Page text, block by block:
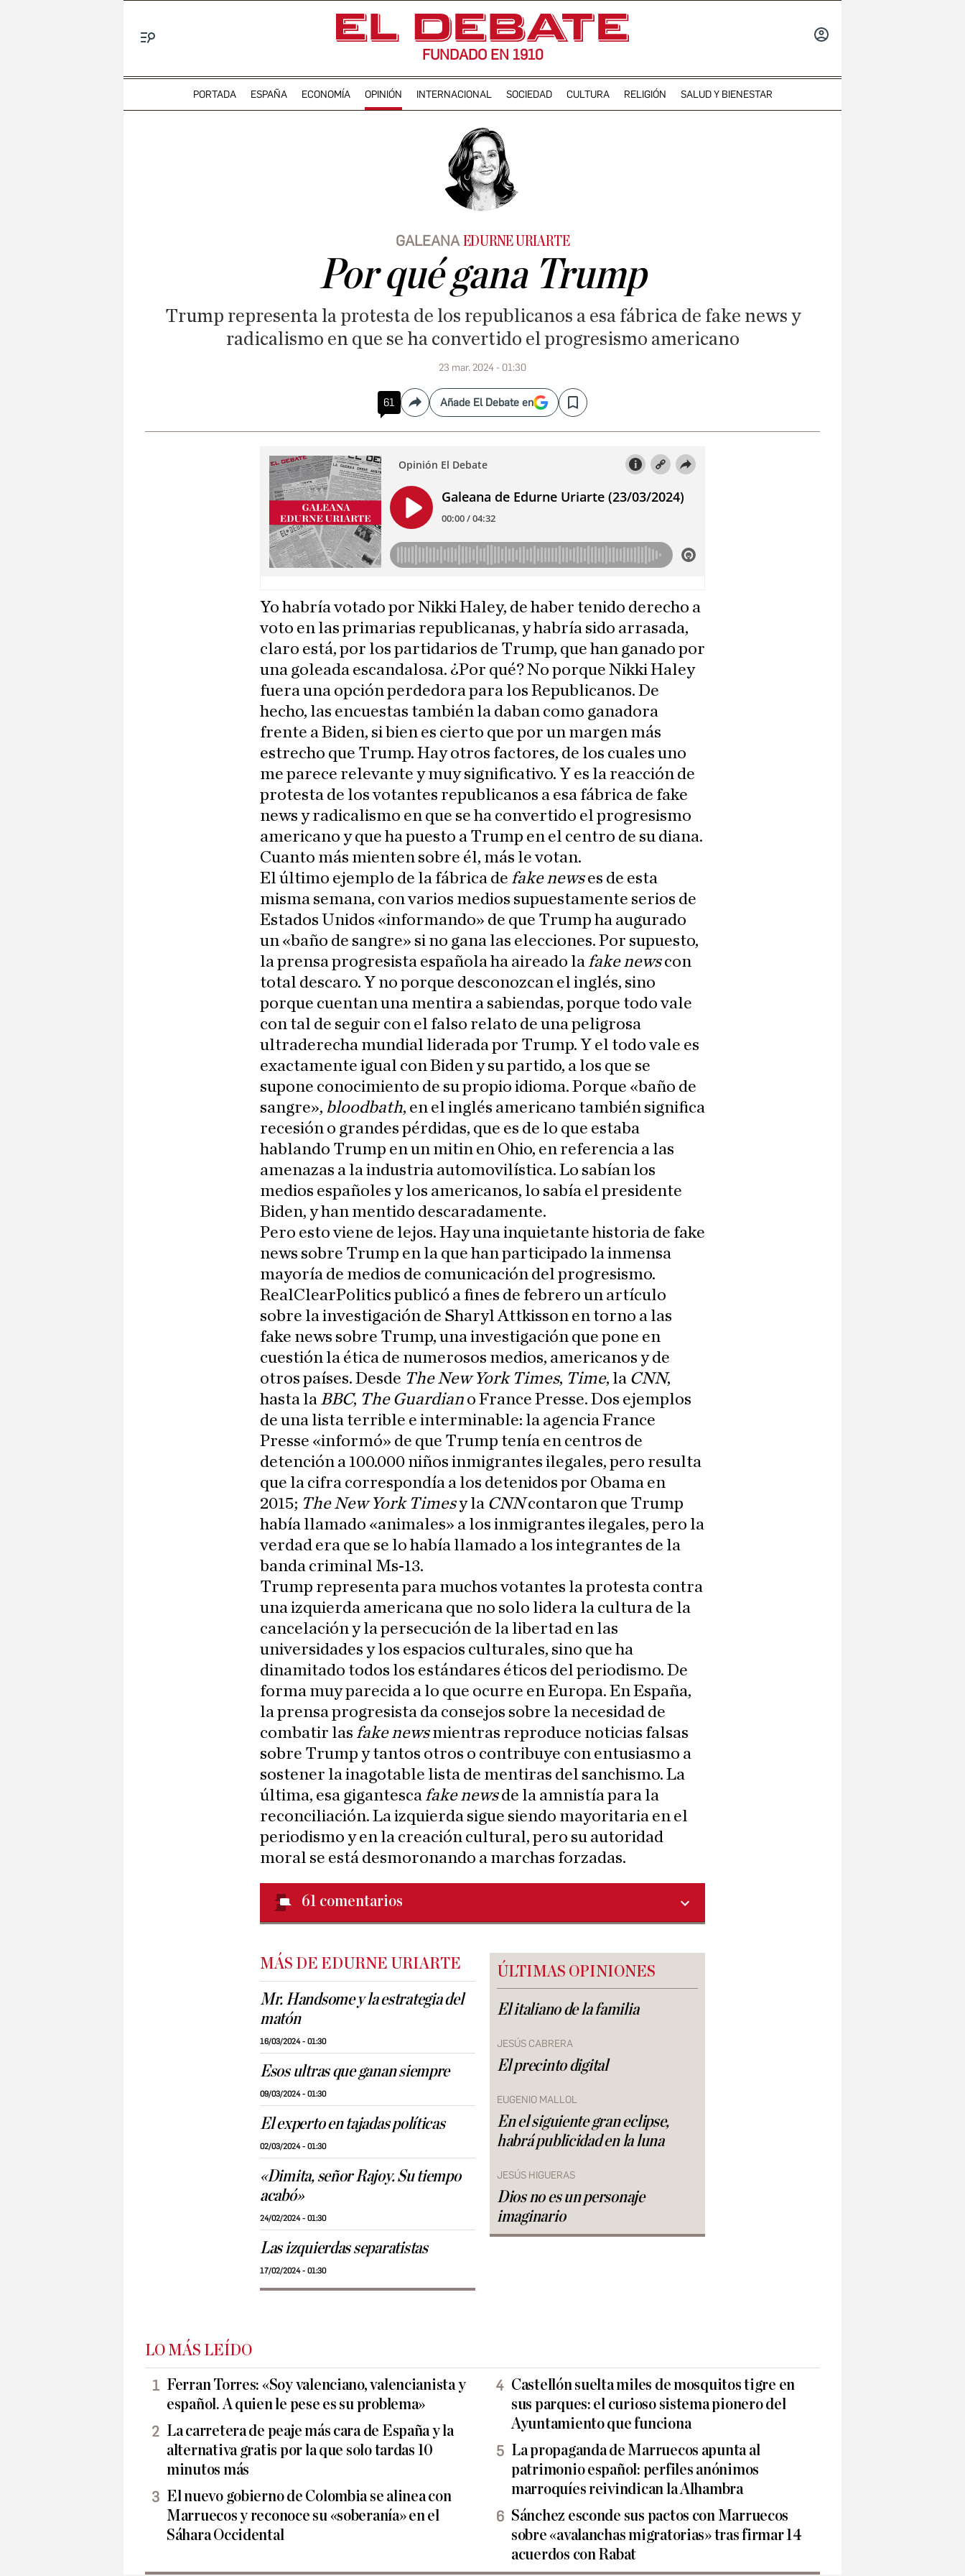
FUNDADO EN 1910
PORTADA ESPAÑA ECONOMÍA OPINIÓN INTERNACIONAL SOCIEDAD CULTURA RELIGIÓN SALUD Y BIENESTAR
GALEANA EDURNE URIARTE
Por qué gana Trump
Trump representa la protesta de los republicanos a esa fábrica de fake news y
radicalismo en que se ha convertido el progresismo americano
23 mar. 2024 - 01:30
61 CompartirAñade El Debate en Save
Yo habría votado por Nikki Haley, de haber tenido derecho a
voto en las primarias republicanas, y habría sido arrasada,
claro está, por los partidarios de Trump, que han ganado por
una goleada escandalosa. ¿Por qué? No porque Nikki Haley
fuera una opción perdedora para los Republicanos. De
hecho, las encuestas también la daban como ganadora
frente a Biden, si bien es cierto que por un margen más
estrecho que Trump. Hay otros factores, de los cuales uno
me parece relevante y muy significativo. Y es la reacción de
protesta de los votantes republicanos a esa fábrica de fake
news y radicalismo en que se ha convertido el progresismo
americano y que ha puesto a Trump en el centro de su diana.
Cuanto más mienten sobre él, más le votan.
El último ejemplo de la fábrica de fake newses de esta
misma semana, con varios medios supuestamente serios de
Estados Unidos «informando» de que Trump ha augurado
un «baño de sangre» si no gana las elecciones. Por supuesto,
la prensa progresista española ha aireado lafake newscon
total descaro. Y no porque desconozcan el inglés, sino
porque cuentan una mentira a sabiendas, porque todo vale
con tal de seguir con el falso relato de una peligrosa
ultraderecha mundial liderada por Trump. Y el todo vale es
exactamente igual con Biden y su partido, a los que se
supone conocimiento de su propio idioma. Porque «baño de
sangre», bloodbath, en el inglés americano también significa
recesión o grandes pérdidas, que es de lo que estaba
hablando Trump en un mitin en Ohio, en referencia a las
amenazas a la industria automovilística. Lo sabían los
medios españoles y los americanos, lo sabía el presidente
Biden, y han mentido descaradamente.
Pero esto viene de lejos. Hay una inquietante historia de fake
news sobre Trump en la que han participado la inmensa
mayoría de medios de comunicación del progresismo.
RealClearPolitics publicó a fines de febrero un artículo
sobre la investigación de Sharyl Attkisson en torno a las
fake news sobre Trump, una investigación que pone en
cuestión la ética de numerosos medios, americanos y de
otros países. Desde The New York Times, Time, la CNN,
hasta la BBC, The Guardian o France Presse. Dos ejemplos
de una lista terrible e interminable: la agencia France
Presse «informó» de que Trump tenía en centros de
detención a 100.000 niños inmigrantes ilegales, pero resulta
que la cifra correspondía a los detenidos por Obama en
2015; The New York Timesy la CNNcontaron que Trump
había llamado «animales» a los inmigrantes ilegales, pero la
verdad era que se lo había llamado a los integrantes de la
banda criminal Ms-13.
Trump representa para muchos votantes la protesta contra
una izquierda americana que no solo lidera la cultura de la
cancelación y la persecución de la libertad en las
universidades y los espacios culturales, sino que ha
dinamitado todos los estándares éticos del periodismo. De
forma muy parecida a lo que ocurre en Europa. En España,
la prensa progresista da consejos sobre la necesidad de
combatir las fake newsmientras reproduce noticias falsas
sobre Trump y tantos otros o contribuye con entusiasmo a
sostener la inagotable lista de mentiras del sanchismo. La
última, esa gigantescafake newsde la amnistía para la
reconciliación. La izquierda sigue siendo mayoritaria en el
periodismo y en la creación cultural, pero su autoridad
moral se está desmoronando a marchas forzadas.
61 comentarios
MÁS DE EDURNE URIARTE
Mr. Handsome y la estrategia del
matón
16/03/2024 - 01:30
Esos ultras que ganan siempre
09/03/2024 - 01:30
El experto en tajadas políticas
02/03/2024 - 01:30
«Dimita, señor Rajoy. Su tiempo
acabó»
24/02/2024 - 01:30
Las izquierdas separatistas
17/02/2024 - 01:30
ÚLTIMAS OPINIONES
El italiano de la familia
JESÚS CABRERA
El precinto digital
EUGENIO MALLOL
En el siguiente gran eclipse,
habrá publicidad en la luna
JESÚS HIGUERAS
Dios no es un personaje
imaginario
LO MÁS LEÍDO
Ferran Torres: «Soy valenciano, valencianista y
español. A quien le pese es su problema»
La carretera de peaje más cara de España y la
alternativa gratis por la que solo tardas 10
minutos más
El nuevo gobierno de Colombia se alinea con
Marruecos y reconoce su «soberanía» en el
Sáhara Occidental
Castellón suelta miles de mosquitos tigre en
sus parques: el curioso sistema pionero del
Ayuntamiento que funciona
La propaganda de Marruecos apunta al
patrimonio español: perfiles anónimos
marroquíes reivindican la Alhambra
Sánchez esconde sus pactos con Marruecos
sobre «avalanchas migratorias» tras firmar 14
acuerdos con Rabat